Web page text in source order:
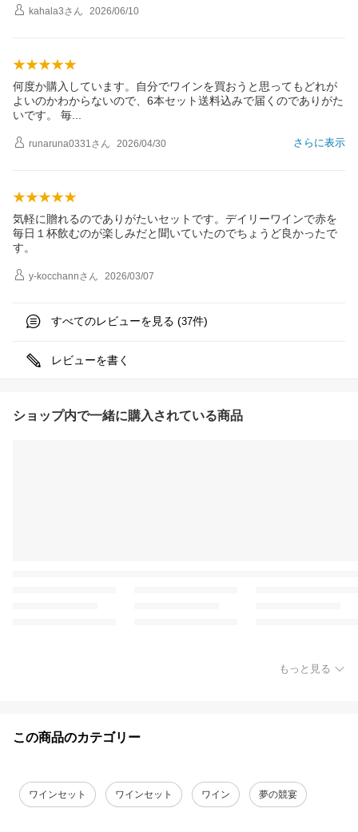
kahala3さん 2026/06/10
何度か購入しています。自分でワインを買おうと思ってもどれが
よいのかわからないので、6本セット送料込みで届くのでありがた
いです。 毎
さらに表示
runaruna0331さん 2026/04/30
気軽に贈れるのでありがたいセットです。デイリーワインで赤を
毎日１杯飲むのが楽しみだと聞いていたのでちょうど良かったで
す。
y-kocchannさん 2026/03/07
すべてのレビューを見る (37件)
レビューを書く
ショップ内で一緒に購入されている商品
もっと見る
この商品のカテゴリー
ワインセット ワインセット ワイン 夢の競宴